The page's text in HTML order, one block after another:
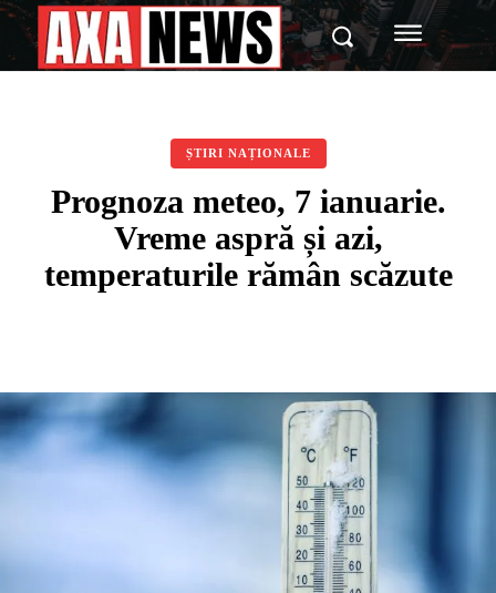
ȘTIRI NAȚIONALE
Prognoza meteo, 7 ianuarie.
Vreme aspră și azi,
temperaturile rămân scăzute